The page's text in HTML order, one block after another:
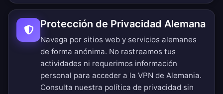
Protección de Privacidad Alemana
Navega por sitios web y servicios alemanes
de forma anónima. No rastreamos tus
actividades ni requerimos información
personal para acceder a la VPN de Alemania.
Consulta nuestra política de privacidad sin